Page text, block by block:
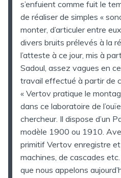
s’enfuient comme fuit le
de réaliser de simples «
monter, d’articuler entre
divers bruits prélevés à la
l’atteste à ce jour, mis à
Sadoul, assez vagues en
travail effectué à partir de
« Vertov pratique le
dans ce laboratoire de
chercheur. Il dispose d’un
modèle 1900 ou 1910.
primitif Vertov enregistre
machines, de cascades
que nous appelons